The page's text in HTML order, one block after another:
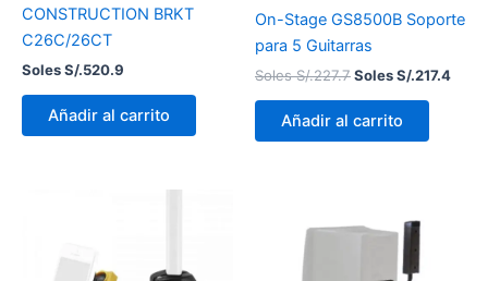
CONSTRUCTION BRKT
C26C/26CT
Soles S/.520.9
Añadir al carrito
On-Stage GS8500B Soporte
para 5 Guitarras
Soles S/.227.7Soles S/.217.4
Añadir al carrito